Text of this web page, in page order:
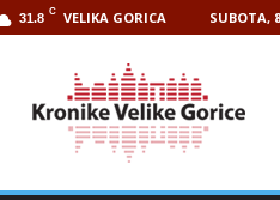
31.8 C VELIKA GORICA SUBOTA,